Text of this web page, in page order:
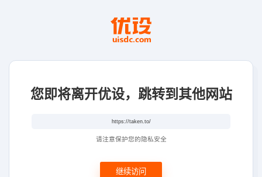
您即将离开优设，跳转到其他网站
请注意保护您的隐私安全
继续访问